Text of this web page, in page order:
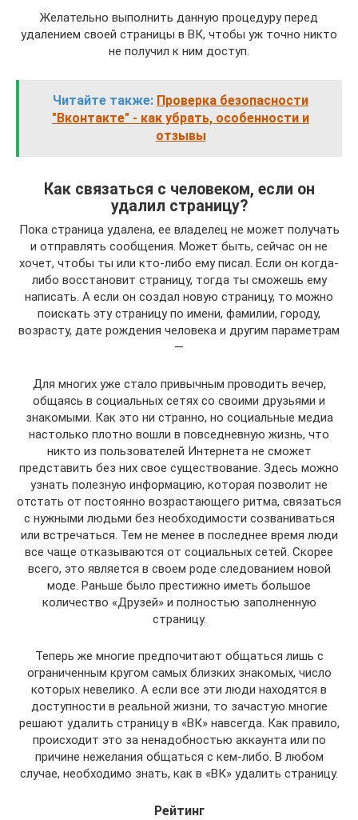
Желательно выполнить данную процедуру перед
удалением своей страницы в ВК, чтобы уж точно никто
не получил к ним доступ.
Читайте также: Проверка безопасности
"Вконтакте" - как убрать, особенности и
отзывы
Как связаться с человеком, если он
удалил страницу?
Пока страница удалена, ее владелец не может получать
и отправлять сообщения. Может быть, сейчас он не
хочет, чтобы ты или кто-либо ему писал. Если он когда-
либо восстановит страницу, тогда ты сможешь ему
написать. А если он создал новую страницу, то можно
поискать эту страницу по имени, фамилии, городу,
возрасту, дате рождения человека и другим параметрам
—
Для многих уже стало привычным проводить вечер,
общаясь в социальных сетях со своими друзьями и
знакомыми. Как это ни странно, но социальные медиа
настолько плотно вошли в повседневную жизнь, что
никто из пользователей Интернета не сможет
представить без них свое существование. Здесь можно
узнать полезную информацию, которая позволит не
отстать от постоянно возрастающего ритма, связаться
с нужными людьми без необходимости созваниваться
или встречаться. Тем не менее в последнее время люди
все чаще отказываются от социальных сетей. Скорее
всего, это является в своем роде следованием новой
моде. Раньше было престижно иметь большое
количество «Друзей» и полностью заполненную
страницу.
Теперь же многие предпочитают общаться лишь с
ограниченным кругом самых близких знакомых, число
которых невелико. А если все эти люди находятся в
доступности в реальной жизни, то зачастую многие
решают удалить страницу в «ВК» навсегда. Как правило,
происходит это за ненадобностью аккаунта или по
причине нежелания общаться с кем-либо. В любом
случае, необходимо знать, как в «ВК» удалить страницу.
Рейтинг